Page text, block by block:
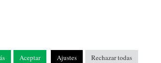
i de l’Associació Veus del CEAM
García, comenta que “es tracta d’un
Aceptar Ajustes Rechazar todas